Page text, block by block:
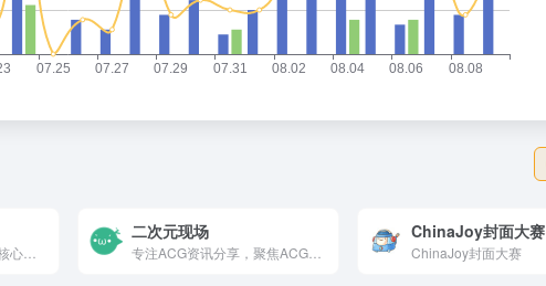
克拉克拉以二次元文化为核心，集声优直播、虚拟偶像互动、社交互动等功能于一体的综合性平台。以语音直播为主，迅速吸引了大量年轻用户，尤其是声优、唱见、Coser等二次元爱好者。
二次元现场
专注ACG资讯分享，聚焦ACG领域最新动态！实时更新最新动漫、游戏、偶像、声优资讯信息。
ChinaJoy封面大赛
ChinaJoy封面大赛